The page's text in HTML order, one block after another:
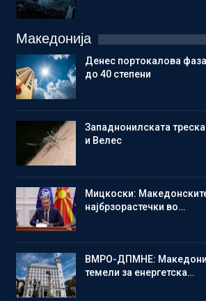
Македонија
Денес портокалова
до 40 степени
Западнонилската
и Велес
Мицкоски:
најбрзорастечки во…
ВМРО-ДПМНЕ:
темели за енергетска…